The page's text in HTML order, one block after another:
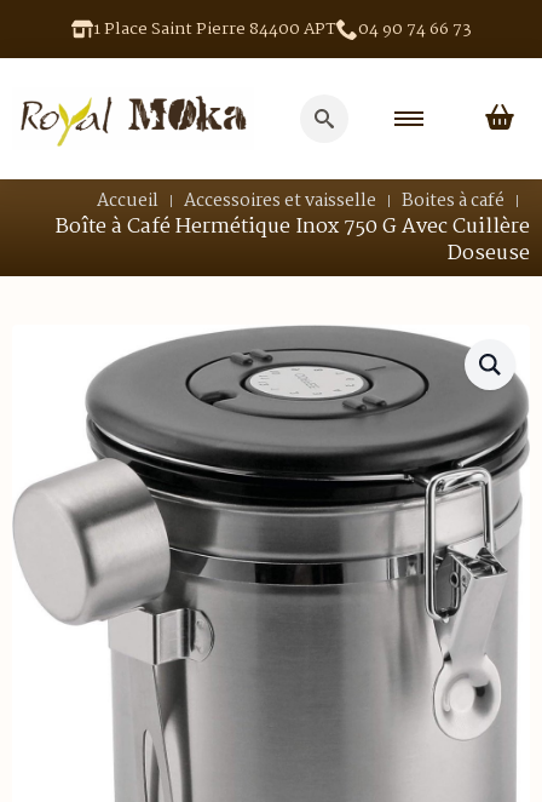
1 Place Saint Pierre 84400 APT 04 90 74 66 73
for:
Accueil Accessoires et vaisselle Boites à café
Boîte à Café Hermétique Inox 750 G Avec Cuillère
Doseuse